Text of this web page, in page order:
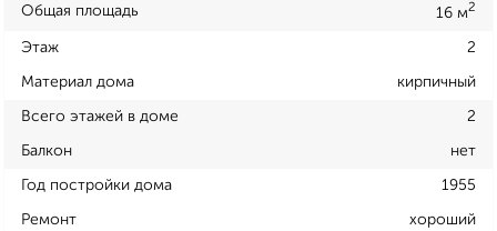
Общая площадь 16 м2
Этаж 2
Материал дома кирпичный
Всего этажей в доме 2
Балкон нет
Год постройки дома 1955
Ремонт хороший